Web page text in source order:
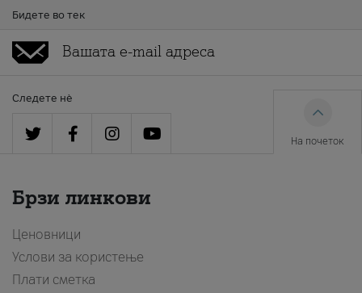
Бидете во тек
Следете нè
На почеток
Брзи линкови
Ценовници
Услови за користење
Плати сметка